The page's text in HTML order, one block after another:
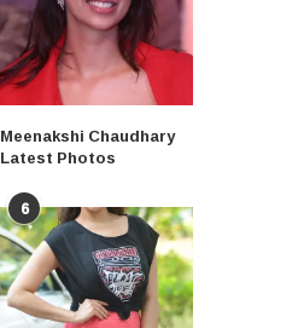
Meenakshi Chaudhary
Latest Photos
6